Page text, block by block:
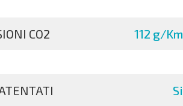
CO2 112 g/Km
Si